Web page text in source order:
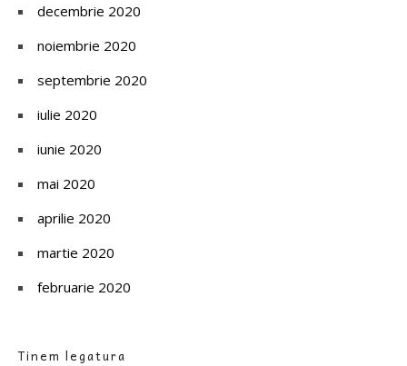
decembrie 2020
noiembrie 2020
septembrie 2020
iulie 2020
iunie 2020
mai 2020
aprilie 2020
martie 2020
februarie 2020
Tinem legatura